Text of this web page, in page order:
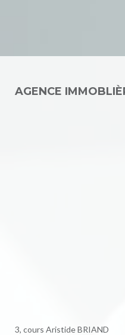
AGENCE
3, cours Aristide BRIAND